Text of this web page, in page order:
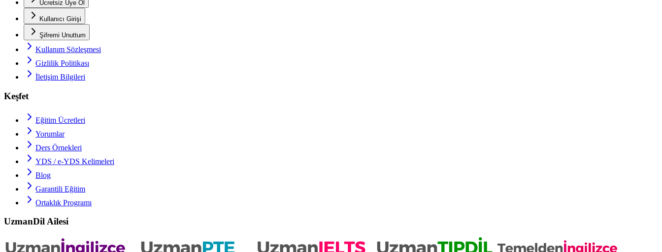
Ücretsiz Üye Ol
Kullanıcı Girişi
Şifremi Unuttum
Kullanım Sözleşmesi
Gizlilik Politikası
İletişim Bilgileri
Keşfet
Eğitim Ücretleri
Yorumlar
Ders Örnekleri
YDS / e-YDS Kelimeleri
Blog
Garantili Eğitim
Ortaklık Programı
UzmanDil Ailesi